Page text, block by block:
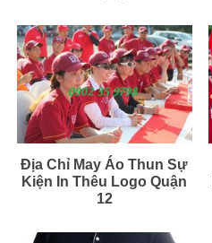
Địa Chỉ May Áo Thun Sự
Kiện In Thêu Logo Quận
12